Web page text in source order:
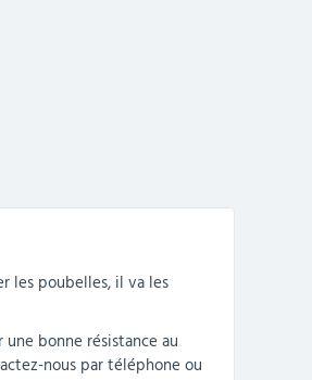
les poubelles, il va les
bonne résistance au
nous par téléphone ou